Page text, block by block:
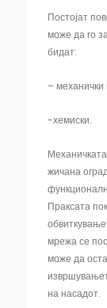
Постојат
може да го
бидат:
– механички
-хемиски.
жичана
Праксата
мрежа се
може да
на насадот.